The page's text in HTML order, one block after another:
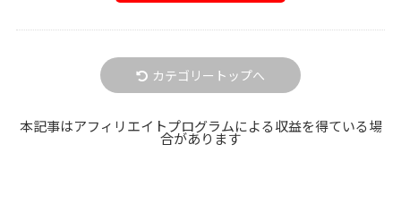
カテゴリートップへ
本記事はアフィリエイトプログラムによる収益を得ている場
合があります